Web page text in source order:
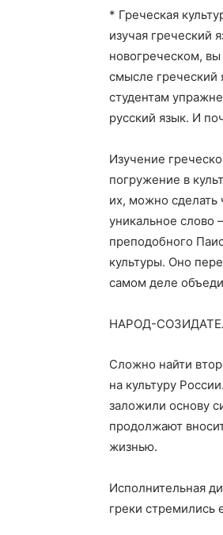
* Греческая
изучая греческий
новогреческом,
смысле греческий
студентам
русский язык. И
Изучение
погружение в
их, можно сделать
уникальное слово
преподобного
культуры. Оно
самом деле
НАРОД-
Сложно найти
на культуру
заложили основу
продолжают
жизнью.
Исполнительная
греки стремились